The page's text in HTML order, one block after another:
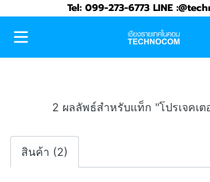
Tel: 099-273-6773 LINE
2 ผลลัพธ์สำหรับแท็ก "โปรเจคเต
สินค้า (2)